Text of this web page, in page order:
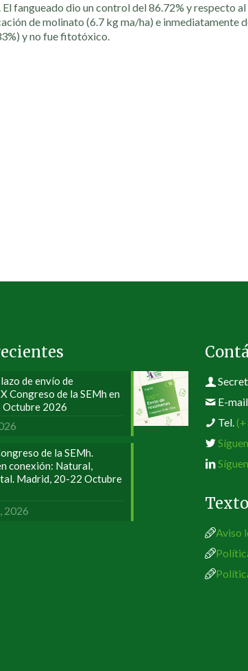
fangueado dio un control del 86.72% y respecto al
de molinato (6.7 kg ma/ha) e inmediatamente
y no fue fitotóxico.
de envío de
Congreso de la SEMh en
2026
de la SEMh.
conexión: Natural,
Madrid, 20-22 Octubre
2026
E-
Tel.
Aviso